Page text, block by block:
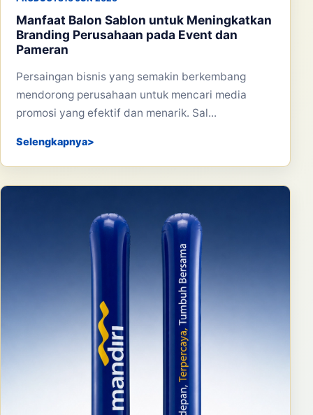
Manfaat Balon Sablon untuk Meningkatkan
Branding Perusahaan pada Event dan
Pameran
Persaingan bisnis yang semakin berkembang
mendorong perusahaan untuk mencari media
promosi yang efektif dan menarik. Sal...
Selengkapnya